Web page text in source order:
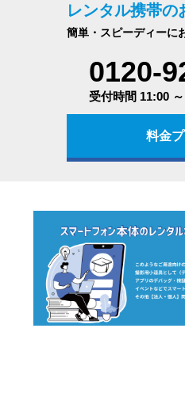
レンタル携帯の
簡単・スピーディーに
0120-
受付時間 11:00
料金